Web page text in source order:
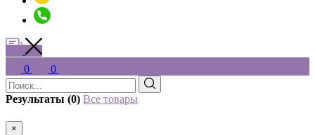
0 0
Результаты (0) Все товары
×